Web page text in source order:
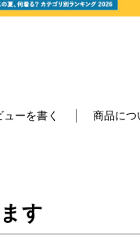
ューを書く 商品につ
す